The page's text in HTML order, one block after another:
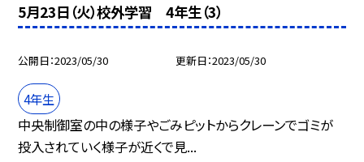
5月23日（火）校外学習 4年生（3）
公開日 2023/05/30 更新日 2023/05/30
4年生
中央制御室の中の様子やごみピットからクレーンでゴミが
投入されていく様子が近くで見...